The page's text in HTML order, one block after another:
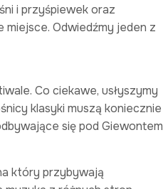
i przyśpiewek oraz
Odwiedźmy jeden z
Co ciekawe, usłyszymy
klasyki muszą koniecznie
się pod Giewontem
który przybywają